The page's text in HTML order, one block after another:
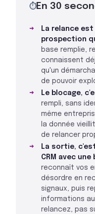
⏱En 30
La relance
prospection
base remplie,
connaissent
qu'un
de pouvoir
Le blocage,
rempli, sans
même
la donnée
de relancer
La sortie,
CRM avec une
reconnaît vos
désordre en
signaux, puis
informations
relancez, pas